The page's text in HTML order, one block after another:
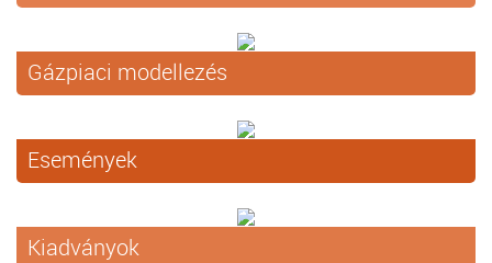
Gázpiaci modellezés
Események
Kiadványok